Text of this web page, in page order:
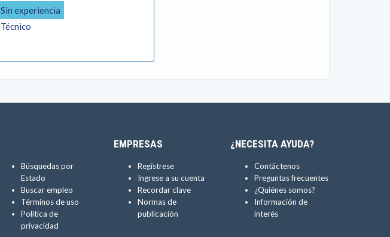
Sin experiencia
Técnico
Búsquedas por
Estado
Buscar empleo
Términos de uso
Política de
privacidad
EMPRESAS
Regístrese
Ingrese a su cuenta
Recordar clave
Normas de
publicación
¿NECESITA AYUDA?
Contáctenos
Preguntas frecuentes
¿Quiénes somos?
Información de
interés